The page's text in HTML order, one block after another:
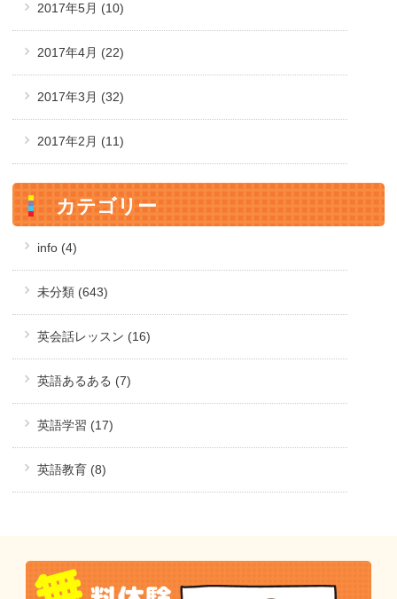
2017年5月 (10)
2017年4月 (22)
2017年3月 (32)
2017年2月 (11)
カテゴリー
info (4)
未分類 (643)
英会話レッスン (16)
英語あるある (7)
英語学習 (17)
英語教育 (8)